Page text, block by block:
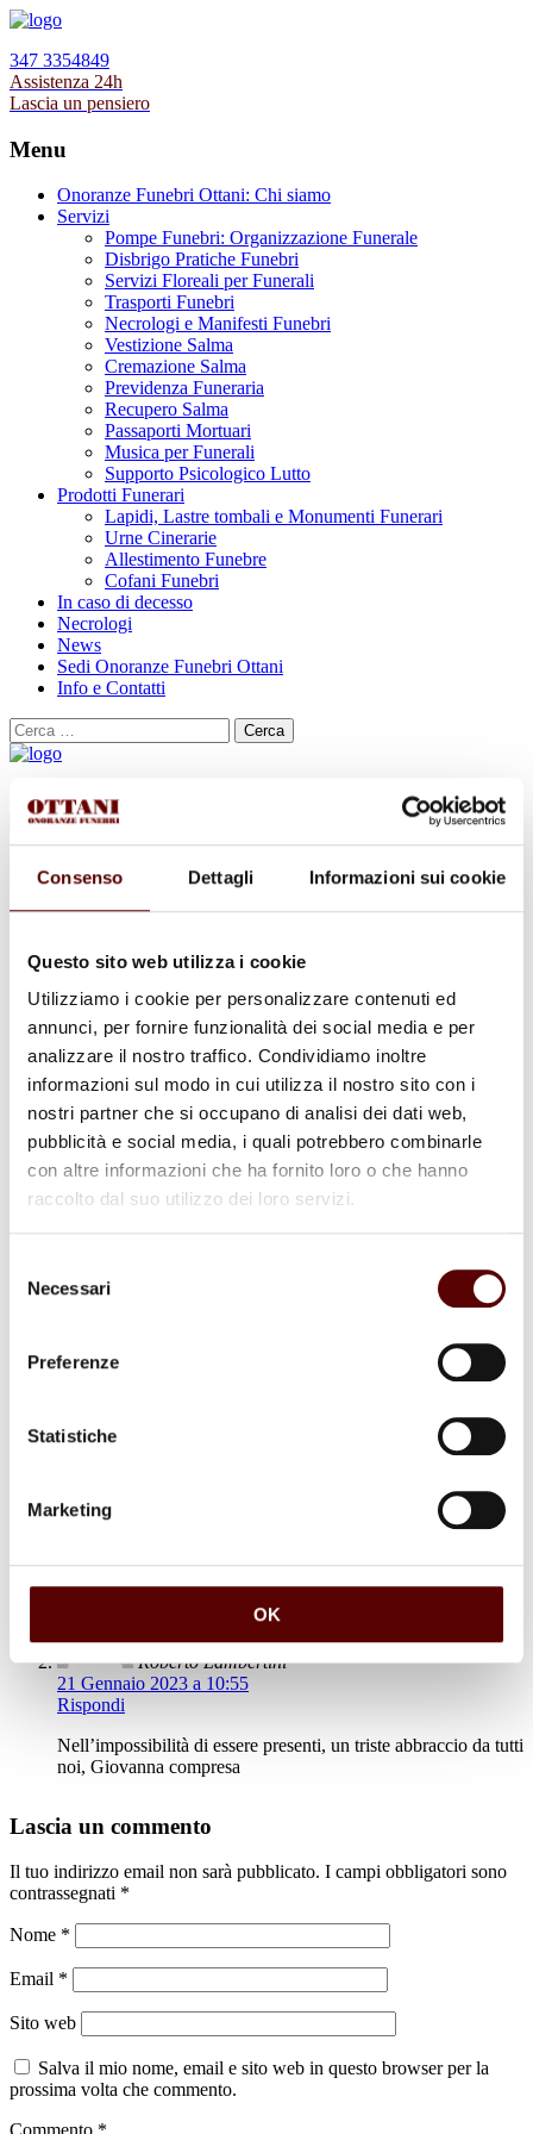
Consenso Dettagli Informazioni sui cookie
Questo sito web utilizza i cookie
Utilizziamo i cookie per personalizzare contenuti ed
annunci, per fornire funzionalità dei social media e per
analizzare il nostro traffico. Condividiamo inoltre
informazioni sul modo in cui utilizza il nostro sito con i
nostri partner che si occupano di analisi dei dati web,
pubblicità e social media, i quali potrebbero combinarle
con altre informazioni che ha fornito loro o che hanno
raccolto dal suo utilizzo dei loro servizi.
delNecessari
Preferenze
Statistiche
Marketing
OK
347 3354849
Assistenza 24h
Lascia un pensiero
Menu
Onoranze Funebri Ottani: Chi siamo
Servizi
Pompe Funebri: Organizzazione Funerale
Disbrigo Pratiche Funebri
Servizi Floreali per Funerali
Trasporti Funebri
Necrologi e Manifesti Funebri
Vestizione Salma
Cremazione Salma
Previdenza Funeraria
Recupero Salma
Passaporti Mortuari
Musica per Funerali
Supporto Psicologico Lutto
Prodotti Funerari
Lapidi, Lastre tombali e Monumenti Funerari
Urne Cinerarie
Allestimento Funebre
Cofani Funebri
In caso di decesso
Necrologi
News
Sedi Onoranze Funebri Ottani
Info e Contatti
Cerca
per:
Mariateresa Baraldi
3 Ottobre 1933 - 18 Gennaio 2023
luogo di sepoltura
Commenti (2)
Rispondi
Roberto Lambertini
21 Gennaio 2023 a 10:55
Rispondi
Nell’impossibilità di essere presenti, un triste abbraccio da tutti
noi, Giovanna compresa
Lascia un commento
Il tuo indirizzo email non sarà pubblicato. I campi obbligatori sono
contrassegnati *
Nome *
Email *
Sito web
Salva il mio nome, email e sito web in questo browser per la
prossima volta che commento.